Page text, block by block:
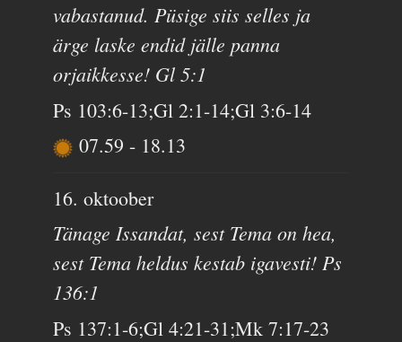
vabastanud. Püsige siis selles ja
ärge laske endid jälle panna
orjaikkesse! Gl 5:1
Ps 103:6-13;Gl 2:1-14;Gl 3:6-14
07.59 - 18.13
16. oktoober
Tänage Issandat, sest Tema on hea,
sest Tema heldus kestab igavesti! Ps
136:1
Ps 137:1-6;Gl 4:21-31;Mk 7:17-23